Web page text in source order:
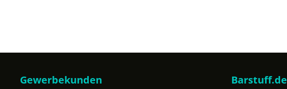
Gewerbekunden Barstuff.de